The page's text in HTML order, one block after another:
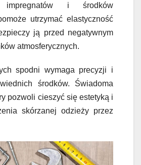
impregnatów i środków
utrzymać elastyczność
ją przed negatywnym
atmosferycznych.
spodni wymaga precyzji i
środków. Świadoma
pozwoli cieszyć się estetyką i
skórzanej odzieży przez